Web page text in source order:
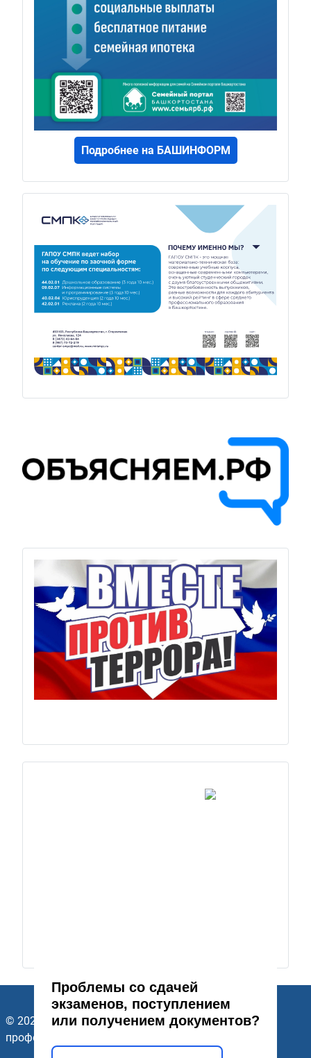
Подробнее на БАШИНФОРМ
Previous Next
Проблемы со сдачей
экзаменов, поступлением
или получением документов?
© 2026 ГАПОУ Стерлитамакский многопрофильный
профессиональный колледж. Все права защищены.